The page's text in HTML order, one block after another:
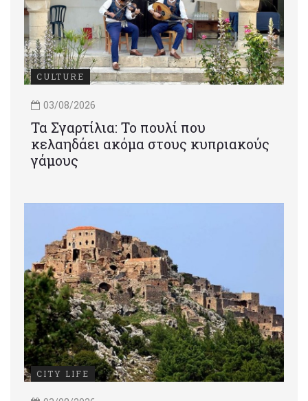
CULTURE
03/08/2026
Τα Σγαρτίλια: Το πουλί που
κελαηδάει ακόμα στους κυπριακούς
γάμους
CITY LIFE